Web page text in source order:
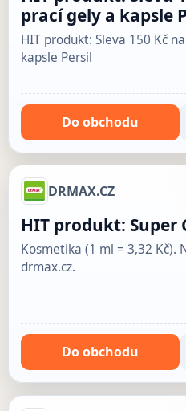
prací gely a kapsle
HIT produkt: Sleva 150 Kč
kapsle Persil
Do obchodu
DRMAX.CZ
HIT produkt: Super
Kosmetika (1 ml = 3,32 Kč).
drmax.cz.
Do obchodu